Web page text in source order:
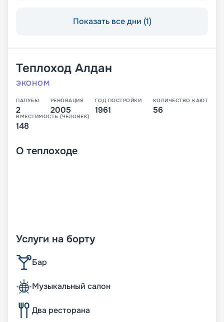
Показать все дни (1)
Теплоход Алдан
ЭКОНОМ
ПАЛУБЫ
2
РЕНОВАЦИЯ
2005
ГОД ПОСТРОЙКИ
1961
КОЛИЧЕСТВО КАЮТ
56
ВМЕСТИМОСТЬ (ЧЕЛОВЕК)
148
О теплоходе
Услуги на борту
Бар
Музыкальный салон
Два ресторана